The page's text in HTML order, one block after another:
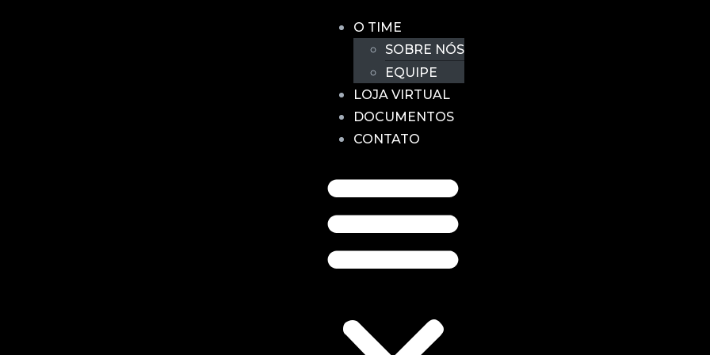
O TIME
SOBRE NÓS
EQUIPE
LOJA VIRTUAL
DOCUMENTOS
CONTATO